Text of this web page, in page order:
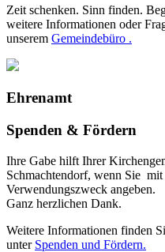
Zeit schenken. Sinn finden.
weitere Informationen oder
unserem Gemeindebüro .
Ehrenamt
Spenden & Fördern
Ihre Gabe hilft Ihrer
Schmachtendorf, wenn Sie mit
Verwendungszweck angeben.
Ganz herzlichen Dank.
Weitere Informationen finden
unter Spenden und Fördern.